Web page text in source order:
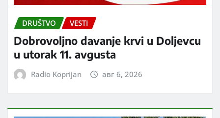
DRUŠTVO VESTI
Dobrovoljno davanje krvi u Doljevcu
u utorak 11. avgusta
Radio Koprijan авг 6, 2026